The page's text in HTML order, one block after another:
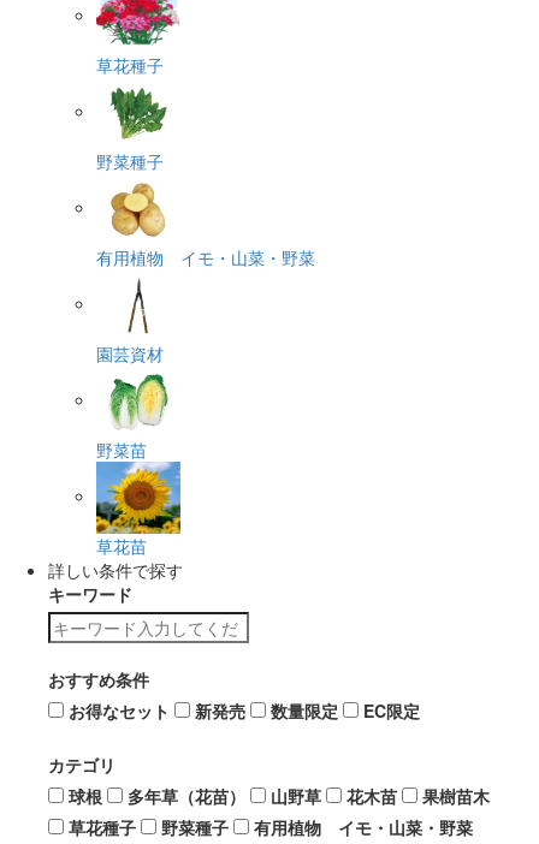
草花種子
野菜種子
有用植物 イモ・山菜・野菜
園芸資材
野菜苗
草花苗
詳しい条件で探す
キーワード
おすすめ条件
お得なセット
新発売 数量限定 EC限定
カテゴリ
球根
多年草（花苗） 山野草 花木苗
果樹苗木
草花種子
野菜種子
有用植物 イモ・山菜・野菜